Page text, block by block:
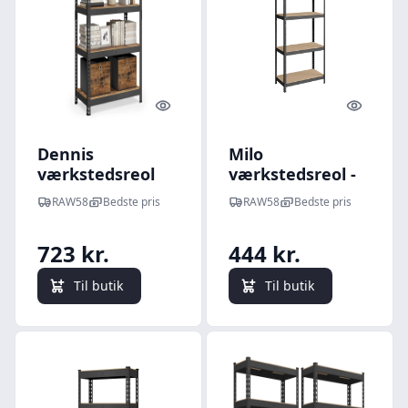
Quick look
Dennis
værkstedsreol
RAW58 Bedste pris
723 kr.
Til butik
Quick
Milo
værkstedsreol -
Sort/MDF plader
RAW58 Bedste pris
444 kr.
Til butik